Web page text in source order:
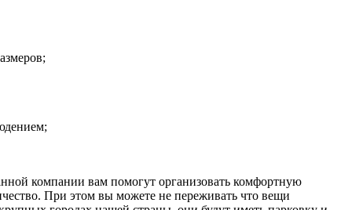
компании вам помогут организовать комфортную
При этом вы можете не переживать что вещи